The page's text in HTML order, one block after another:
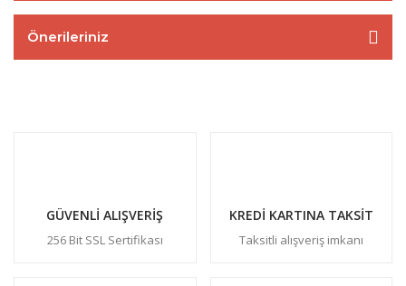
Önerileriniz
GÜVENLİ ALIŞVERİŞ
256 Bit SSL Sertifikası
KREDİ KARTINA TAKSİT
Taksitli alışveriş imkanı